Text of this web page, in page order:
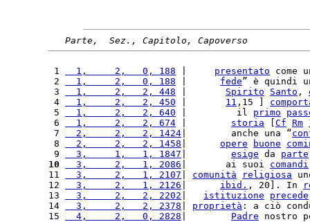
Parte,  Sez., Capitolo, Capoverso
1
  1,     2,   0, 188
presentato come
2
  1,     2,   0, 188
fede” è quindi
3
  1,     2,   2, 448
Spirito Santo ,
4
  1,     2,   2, 450
11 ,15 ]
5
  1,     2,   2, 640
|         il primo
6
  1,     2,   2, 674
storia Cf Rm
7
  2,     2,   2, 1424
|        anche una “
8
  2,     2,   2, 1458
opere buone
9
  3,     1,   1, 1847
esige da parte
10
  3,     2,   1, 2086
|       ai suoi comandi
11
  3,     2,   1, 2107
comunità religiosa
12
  3,     2,   1, 2126
ibid. , 20]. In
13
  3,     2,   2, 2202
istituzione precede
14
  3,     2,   2, 2378
proprietà : a ciò
15
  4,     2,   0, 2828
Padre nostro